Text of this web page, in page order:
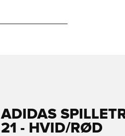
ADIDAS
21 - HVID/RØD